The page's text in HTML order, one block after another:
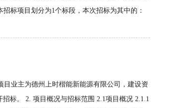
标项目划分为1个标段，本次招标为其中的：
目业主为德州上时楷能新能源有限公司，建设资
标。 2. 项目概况与招标范围 2.1项目概况 2.1.1